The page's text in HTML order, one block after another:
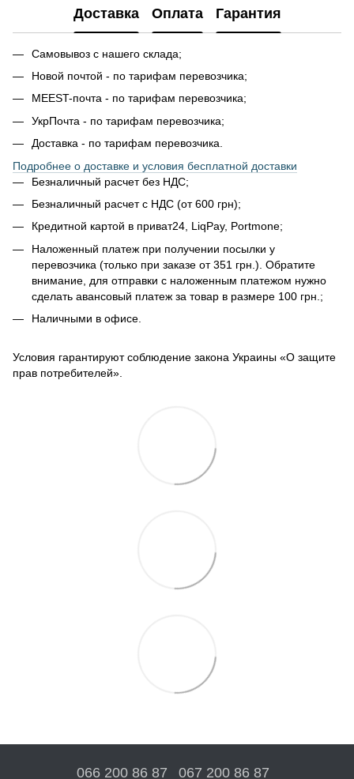
Доставка Оплата Гарантия
Самовывоз с нашего склада;
Новой почтой - по тарифам перевозчика;
MEEST-почта - по тарифам перевозчика;
УкрПочта - по тарифам перевозчика;
Доставка - по тарифам перевозчика.
Подробнее о доставке и условия бесплатной доставки
Безналичный расчет без НДС;
Безналичный расчет с НДС (от 600 грн);
Кредитной картой в приват24, LiqPay, Portmone;
Наложенный платеж при получении посылки у
перевозчика (только при заказе от 351 грн.). Обратите
внимание, для отправки с наложенным платежом нужно
сделать авансовый платеж за товар в размере 100 грн.;
Наличными в офисе.
Условия гарантируют соблюдение закона Украины «О защите
прав потребителей».
066 200 86 87 067 200 86 87